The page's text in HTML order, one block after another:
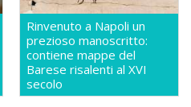
Rinvenuto a Napoli un
prezioso manoscritto:
contiene mappe del
Barese risalenti al XVI
secolo